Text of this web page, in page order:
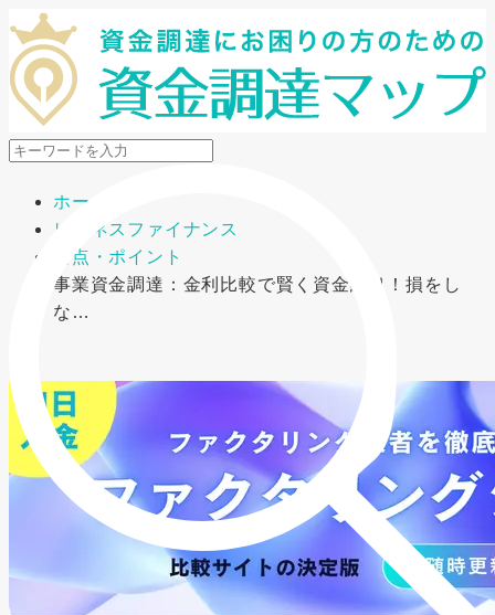
メニューを開閉
ホーム
ビジネスファイナンス
要点・ポイント
事業資金調達：金利比較で賢く資金繰り！損をし
な…